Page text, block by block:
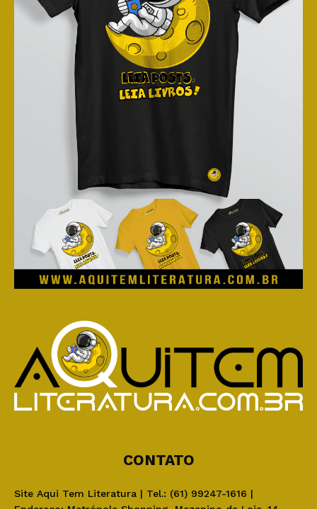
CONTATO
Site Aqui Tem Literatura | Tel.: (61) 99247-1616 |